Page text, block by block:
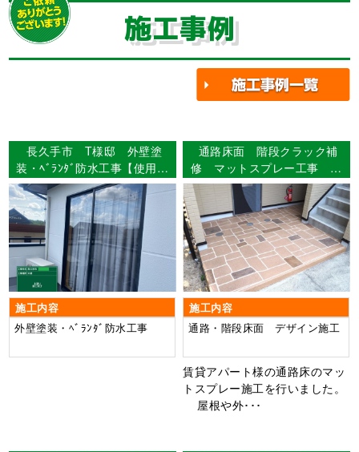
施工事例
長久手市 T様邸 外壁塗
装・ﾍﾞﾗﾝﾀﾞ防水工事【使用塗
料】外壁：ウルトラSi
施工内容
外壁塗装・ﾍﾞﾗﾝﾀﾞ防水工事
通路床面 階段クラック補
修 マットスプレー工事 名
古屋市北区 アパート様
施工内容
通路・階段床面 デザイン施工
賃貸アパート様の通路床のマッ
トスプレー施工を行いました。
屋根や外･･･